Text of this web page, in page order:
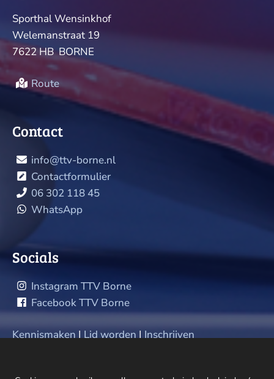
Sporthal Wensinkhof
Welemanstraat 19
7622 HB BORNE
Route
Contact
info@ttv-borne.nl
Contactformulier
06 302 118 45
WhatsApp
Socials
Instagram TTV Borne
Facebook TTV Borne
Kennismaken|Lid worden|Inschrijven